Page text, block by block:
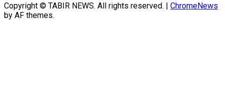
Copyright © TABIR NEWS. All rights reserved. | ChromeNews
by AF themes.